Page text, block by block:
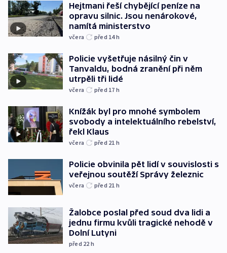
Hejtmani řeší chybějící peníze na
opravu silnic. Jsou nenárokové,
namítá ministerstvo
včera před 14h
Policie vyšetřuje násilný čin v
Tanvaldu, bodná zranění při něm
utrpěli tři lidé
včera před 17 h
Knížák byl pro mnohé symbolem
svobody a intelektuálního rebelství,
řekl Klaus
včera před 21 h
Policie obvinila pět lidí v souvislosti s
veřejnou soutěží Správy železnic
včera před 21 h
Žalobce poslal před soud dva lidi a
jednu firmu kvůli tragické nehodě v
Dolní Lutyni
před 22 h